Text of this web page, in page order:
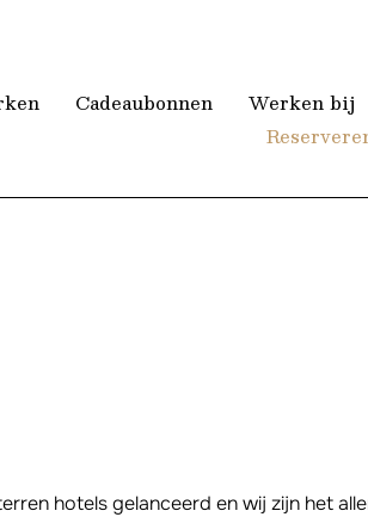
Cadeaubonnen
Werken bij
hotels gelanceerd en wij zijn het